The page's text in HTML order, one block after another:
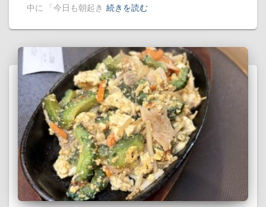
中に 「今日も朝起き 続きを読む